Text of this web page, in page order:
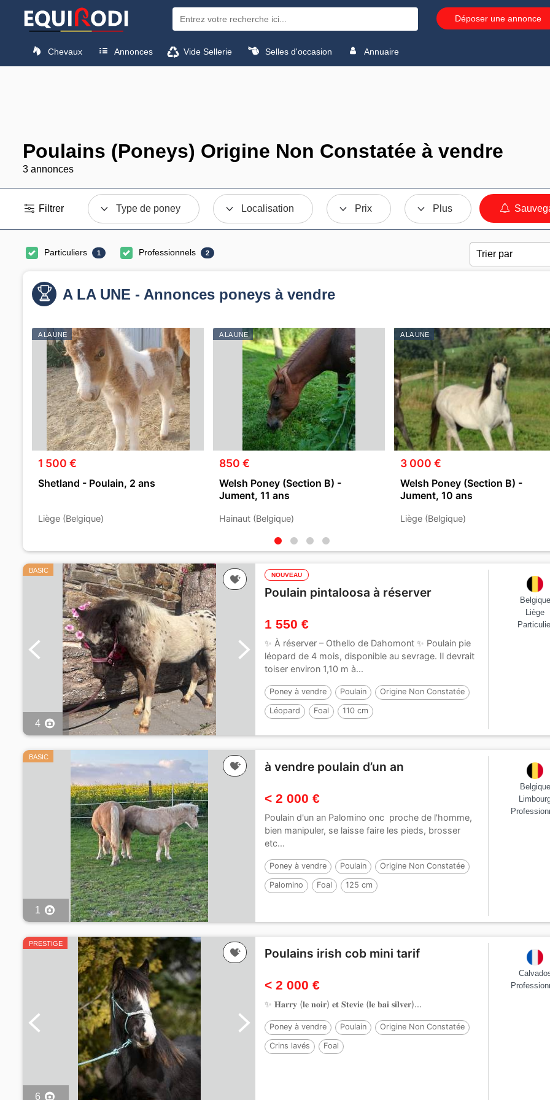
Déposer une annonce
Chevaux Annonces Vide Sellerie Selles d'occasion Annuaire
Poulains (Poneys) Origine Non Constatée à vendre
3 annonces
Filtrer Type de poney Localisation Prix Plus
Particuliers 1 Professionnels 2
A LA UNE - Annonces poneys à vendre
A LA UNE
1 500 €
Shetland - Poulain, 2 ans
Liège (Belgique)
A LA UNE
850 €
Welsh Poney (Section B) -
Jument, 11 ans
Hainaut (Belgique)
A LA UNE
3 000 €
Welsh Poney (Section B) -
Jument, 10 ans
Liège (Belgique)
BASIC
4
NOUVEAU
Poulain pintaloosa à réserver
1 550 €
✨ À réserver – Othello de Dahomont ✨ Poulain pie
léopard de 4 mois, disponible au sevrage. Il devrait
toiser environ 1,10 m à...
Poney à vendre Poulain Origine Non Constatée
Léopard Foal 110 cm
Belgique
Liège
BASIC
1
à vendre poulain d’un an
< 2 000 €
Poulain d'un an Palomino onc proche de l'homme,
bien manipuler, se laisse faire les pieds, brosser
etc...
Poney à vendre Poulain Origine Non Constatée
Palomino Foal 125 cm
Belgique
PRESTIGE
6
Poulains irish cob mini tarif
< 2 000 €
✨ 𝐇𝐚𝐫𝐫𝐲 (𝐥𝐞 𝐧𝐨𝐢𝐫) 𝐞𝐭 𝐒𝐭𝐞𝐯𝐢𝐞 (𝐥𝐞 𝐛𝐚𝐢 𝐬𝐢𝐥𝐯𝐞𝐫)...
Poney à vendre Poulain Origine Non Constatée
Crins lavés Foal